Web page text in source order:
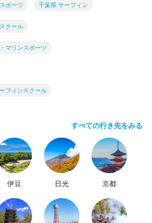
ポーツ 千葉県 サーフィン
クール
マリンスポーツ
フィンスクール
すべての行き先をみる
伊豆 日光 京都